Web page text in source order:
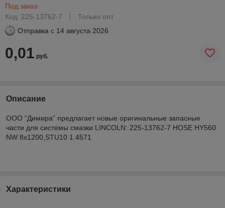
Под заказ
Код: 225-13762-7
Только опт
Отправка с 14 августа 2026
0,01 руб.
Описание
ООО “Димира” предлагает новые оригинальные запасные
части для системы смазки LINCOLN: 225-13762-7 HOSE HY560
NW 8x1200,STU10 1.4571
Характеристики